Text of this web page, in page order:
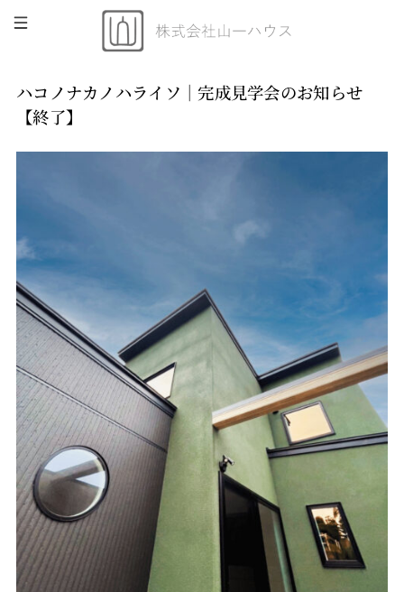
ハコノナカノハライソ｜完成見学会のお知らせ
【終了】